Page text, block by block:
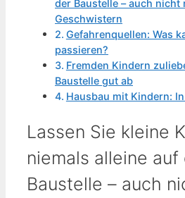
der Baustelle – auch nicht
Geschwistern
Gefahrenquellen: Was
passieren?
Fremden Kindern
Baustelle gut ab
Hausbau mit Kindern:
Lassen Sie kleine
niemals alleine auf
Baustelle – auch